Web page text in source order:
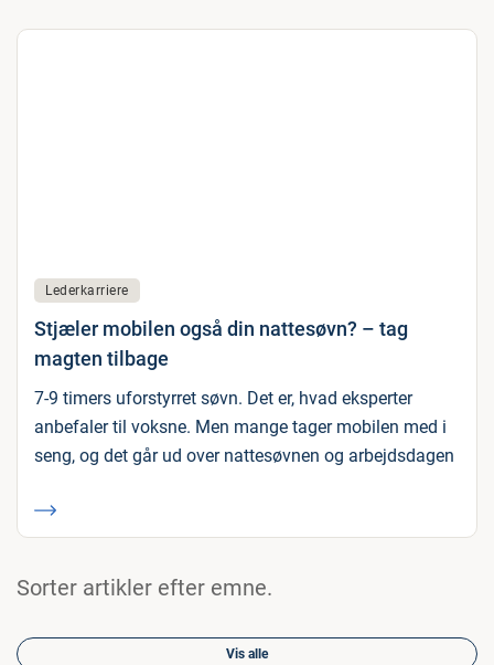
Lederkarriere
Stjæler mobilen også din nattesøvn? – tag
magten tilbage
7-9 timers uforstyrret søvn. Det er, hvad eksperter
anbefaler til voksne. Men mange tager mobilen med i
seng, og det går ud over nattesøvnen og arbejdsdagen
Sorter artikler efter emne.
Vis alle